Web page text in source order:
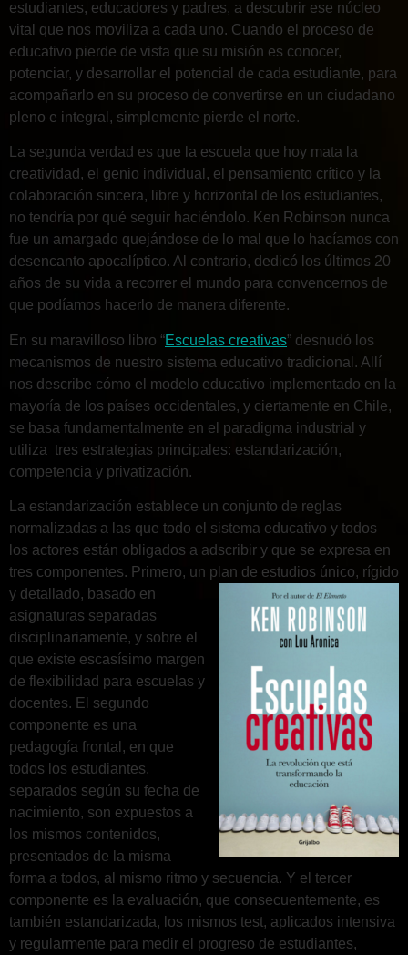
estudiantes, educadores y padres, a descubrir ese núcleo
vital que nos moviliza a cada uno. Cuando el proceso de
educativo pierde de vista que su misión es conocer,
potenciar, y desarrollar el potencial de cada estudiante, para
acompañarlo en su proceso de convertirse en un ciudadano
pleno e integral, simplemente pierde el norte.
La segunda verdad es que la escuela que hoy mata la
creatividad, el genio individual, el pensamiento crítico y la
colaboración sincera, libre y horizontal de los estudiantes,
no tendría por qué seguir haciéndolo. Ken Robinson nunca
fue un amargado quejándose de lo mal que lo hacíamos con
desencanto apocalíptico. Al contrario, dedicó los últimos 20
años de su vida a recorrer el mundo para convencernos de
que podíamos hacerlo de manera diferente.
En su maravilloso libro “Escuelas creativas” desnudó los
mecanismos de nuestro sistema educativo tradicional. Allí
nos describe cómo el modelo educativo implementado en la
mayoría de los países occidentales, y ciertamente en Chile,
se basa fundamentalmente en el paradigma industrial y
utiliza tres estrategias principales: estandarización,
competencia y privatización.
La estandarización establece un conjunto de reglas
normalizadas a las que todo el sistema educativo y todos
los actores están obligados a adscribir y que se expresa en
tres componentes. Primero, un plan de estudios único, rígido
y detallado, basado en
asignaturas separadas
disciplinariamente, y sobre el
que existe escasísimo margen
de flexibilidad para escuelas y
docentes. El segundo
componente es una
pedagogía frontal, en que
todos los estudiantes,
separados según su fecha de
nacimiento, son expuestos a
los mismos contenidos,
presentados de la misma
forma a todos, al mismo ritmo y secuencia. Y el tercer
componente es la evaluación, que consecuentemente, es
también estandarizada, los mismos test, aplicados intensiva
y regularmente para medir el progreso de estudiantes,